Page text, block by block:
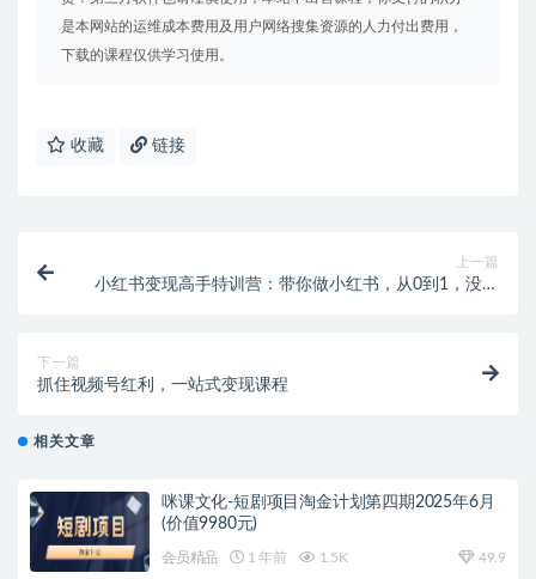
是本网站的运维成本费用及用户网络搜集资源的人力付出费用，
下载的课程仅供学习使用。
收藏 链接
上一篇
小红书变现高手特训营：带你做小红书，从0到1，没有
下一篇
抓住视频号红利，一站式变现课程
相关文章
咪课文化-短剧项目淘金计划第四期2025年6月
(价值9980元)
会员精品 1 年前 1.5K 49.9